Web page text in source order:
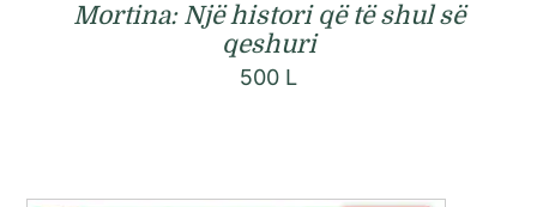
Mortina: Një histori që të shul së
qeshuri
500 L